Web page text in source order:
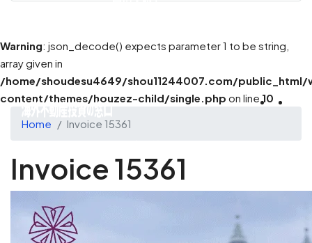
Warning: json_decode() expects parameter 1 to be string,
array given in
/home/shoudesu4649/shou11244007.com/
content/themes/houzez-child/single.php on line 10
Home
Invoice 15361
Invoice 15361